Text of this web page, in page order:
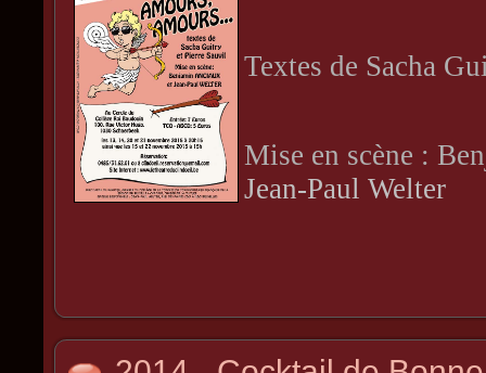
Textes de Sacha
Mise en scène :
Jean-Paul Welter